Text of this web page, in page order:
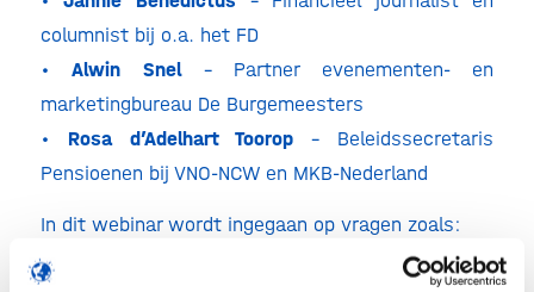
columnist bij o.a. het FD
•Alwin Snel– Partner evenementen- en
marketingbureau De Burgemeesters
• Rosa d’Adelhart Toorop – Beleidssecretaris
Pensioenen bij VNO-NCW en MKB-Nederland
In dit webinar wordt ingegaan op vragen zoals:
– Waarom zet je een (eerste) pensioenregeling